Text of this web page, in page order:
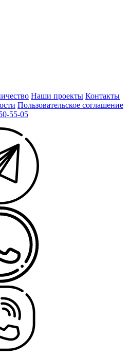
Наши проекты Контакты
Пользовательское соглашение
55-05